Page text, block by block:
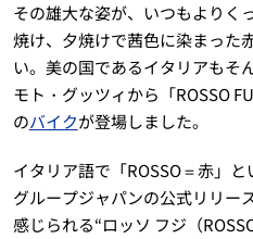
その雄大な姿が、いつもよりく
焼け、夕焼けで茜色に染まった
い。美の国であるイタリアもそ
モト・グッツィから「ROSSO
のバイクが登場しました。
イタリア語で「ROSSO＝赤」
グループジャパンの公式リリー
感じられる“ロッソ フジ（